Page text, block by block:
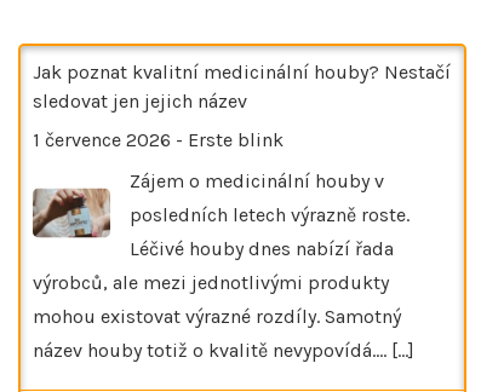
Jak poznat kvalitní medicinální houby? Nestačí
sledovat jen jejich název
1 července 2026 - Erste blink
Zájem o medicinální houby v
posledních letech výrazně roste.
Léčivé houby dnes nabízí řada
výrobců, ale mezi jednotlivými produkty
mohou existovat výrazné rozdíly. Samotný
název houby totiž o kvalitě nevypovídá.… [...]